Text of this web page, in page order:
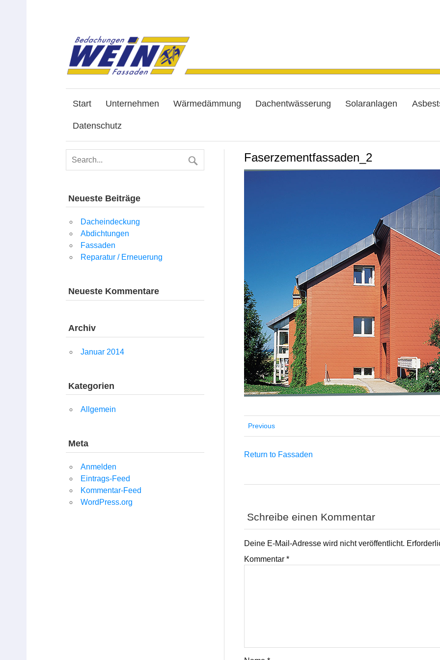
Start Unternehmen Wärmedämmung Dachentwässerung Solaranlagen
Datenschutz
Faserzementfassaden_2
Previous
Return to Fassaden
Schreibe einen Kommentar
Deine E-Mail-Adresse wird nicht veröffentlicht.
Kommentar *
Neueste Beiträge
Dacheindeckung
Abdichtungen
Fassaden
Reparatur / Erneuerung
Neueste Kommentare
Archiv
Januar 2014
Kategorien
Allgemein
Meta
Anmelden
Eintrags-Feed
Kommentar-Feed
WordPress.org